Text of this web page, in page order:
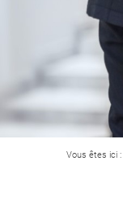
Vous êtes ici :